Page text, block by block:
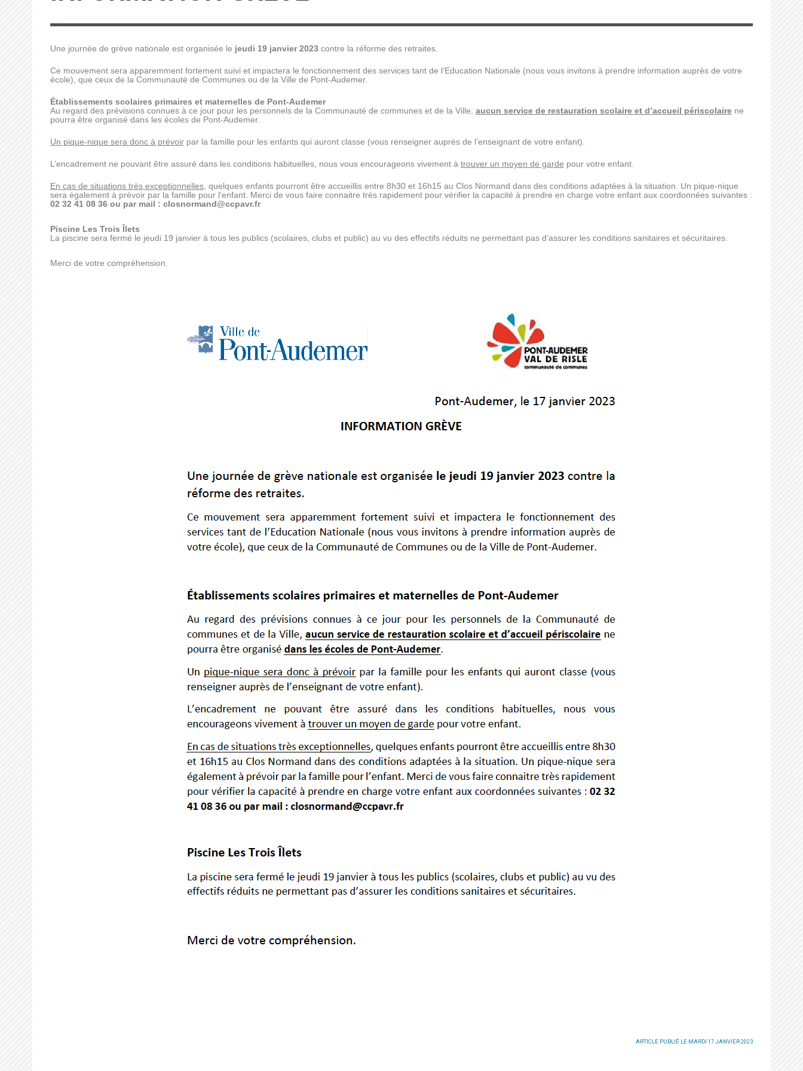
Une journée de grève nationale est organisée le jeudi 19 janvier 2023contre la réforme des retraites.
Ce mouvement sera apparemment fortement suivi et impactera le fonctionnement des services tant de l’Education Nationale (nous vous invitons à prendre information auprès de votre
école), que ceux de la Communauté de Communes ou de la Ville de Pont-Audemer.
Établissements scolaires primaires et maternelles de Pont-Audemer
Au regard des prévisions connues à ce jour pour les personnels de la Communauté de communes et de la Ville, aucun service de restauration scolaire et d’accueil périscolairene
pourra être organisé dans les écoles de Pont-Audemer.
Un pique-nique sera donc à prévoirpar la famille pour les enfants qui auront classe (vous renseigner auprès de l’enseignant de votre enfant).
L’encadrement ne pouvant être assuré dans les conditions habituelles, nous vous encourageons vivement à trouver un moyen de garde pour votre enfant.
En cas de situations très exceptionnelles, quelques enfants pourront être accueillis entre 8h30 et 16h15 au Clos Normand dans des conditions adaptées à la situation. Un pique-nique
sera également à prévoir par la famille pour l’enfant. Merci de vous faire connaitre très rapidement pour vérifier la capacité à prendre en charge votre enfant aux coordonnées suivantes :
02 32 41 08 36 ou par mail : closnormand@ccpavr.fr
Piscine Les Trois Îlets
La piscine sera fermé le jeudi 19 janvier à tous les publics (scolaires, clubs et public) au vu des effectifs réduits ne permettant pas d’assurer les conditions sanitaires et sécuritaires.
Merci de votre compréhension.
ARTICLE PUBLIÉ LE MARDI 17 JANVIER 2023